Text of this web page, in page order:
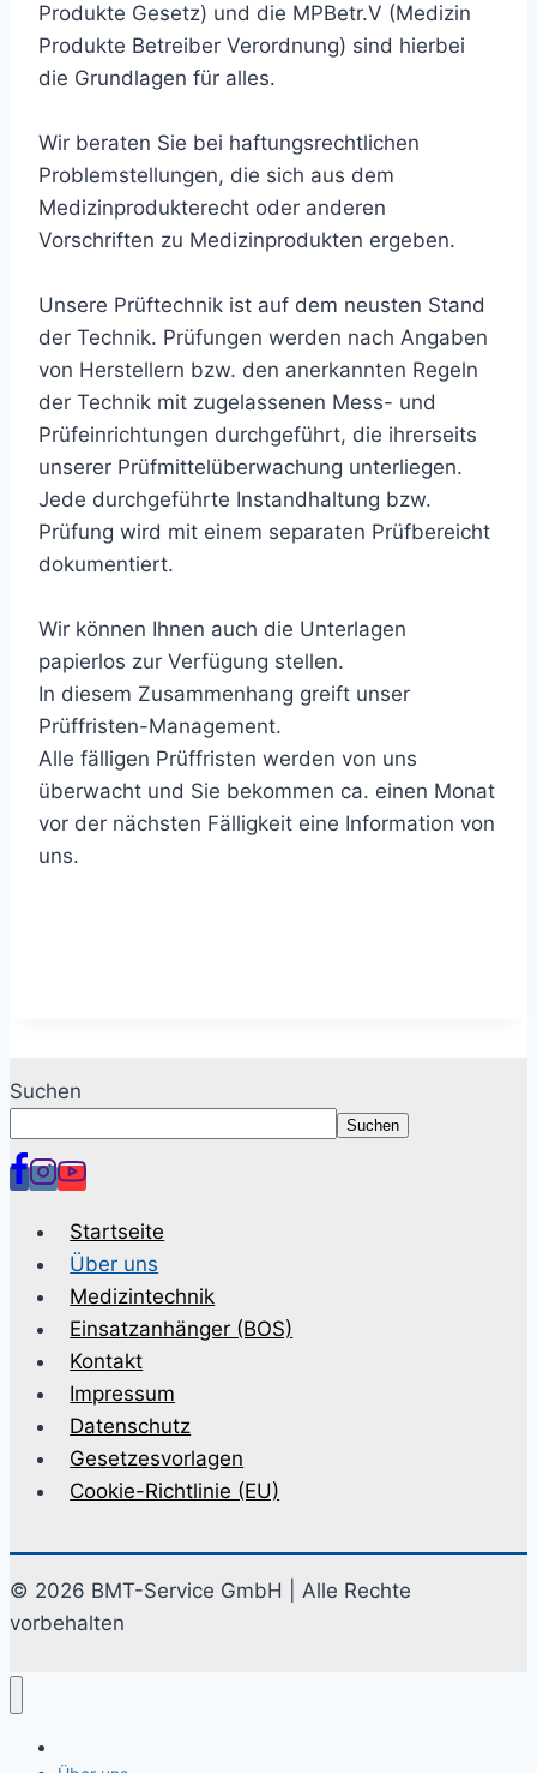
Produkte Gesetz) und die MPBetr.V (Medizin
Produkte Betreiber Verordnung) sind hierbei
die Grundlagen für alles.
Wir beraten Sie bei haftungsrechtlichen
Problemstellungen, die sich aus dem
Medizinprodukterecht oder anderen
Vorschriften zu Medizinprodukten ergeben.
Unsere Prüftechnik ist auf dem neusten Stand
der Technik. Prüfungen werden nach Angaben
von Herstellern bzw. den anerkannten Regeln
der Technik mit zugelassenen Mess- und
Prüfeinrichtungen durchgeführt, die ihrerseits
unserer Prüfmittelüberwachung unterliegen.
Jede durchgeführte Instandhaltung bzw.
Prüfung wird mit einem separaten Prüfbereicht
dokumentiert.
Wir können Ihnen auch die Unterlagen
papierlos zur Verfügung stellen.
In diesem Zusammenhang greift unser
Prüffristen-Management.
Alle fälligen Prüffristen werden von uns
überwacht und Sie bekommen ca. einen Monat
vor der nächsten Fälligkeit eine Information von
uns.
Suchen
Suchen
Startseite
Über uns
Medizintechnik
Einsatzanhänger (BOS)
Kontakt
Impressum
Datenschutz
Gesetzesvorlagen
Cookie-Richtlinie (EU)
© 2026 BMT-Service GmbH | Alle Rechte
vorbehalten